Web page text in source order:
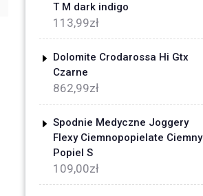
T M dark indigo
113,99zł
Dolomite Crodarossa Hi Gtx
Czarne
862,99zł
Spodnie Medyczne Joggery
Flexy Ciemnopopielate Ciemny
Popiel S
109,00zł